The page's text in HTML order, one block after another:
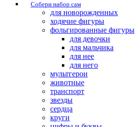
Собери набор сам
для новорожденных
ходячие фигуры
фольгированные фигуры
для девочки
для мальчика
для нее
для него
мультгерои
животные
транспорт
звезды
сердца
круги